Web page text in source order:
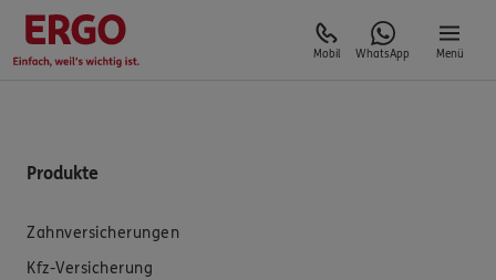
Mobil WhatsApp Menü
Produkte
Zahnversicherungen
Kfz-Versicherung